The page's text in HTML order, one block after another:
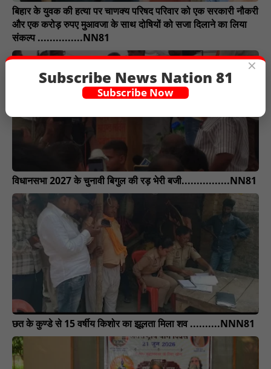
बिहार के युवक की हत्या पर चाणक्य परिषद परिवार को एक सरकारी नौकरी
और एक करोड़ रुपए मुआवजा के साथ दोषियों को सजा दिलाने का लिया
संकल्प ...............NN81
विधानसभा 2027 के चुनावी बिगुल की रड़ भेरी बजी................NN81
छत के कुण्डे से 15 वर्षीय किशोर का झूलता मिला शव ..........NNN81
×
Subscribe News Nation 81
Subscribe Now